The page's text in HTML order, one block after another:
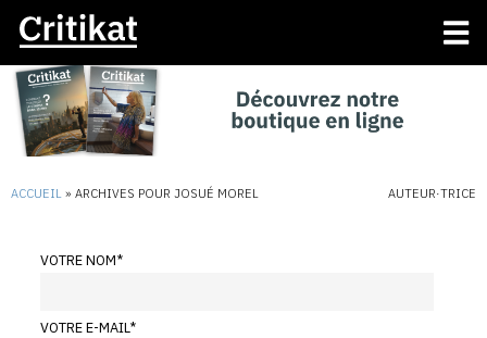
ACCUEIL » ARCHIVES POUR JOSUÉ MOREL AUTEUR·TRICE
VOTRE NOM*
VOTRE E-MAIL*